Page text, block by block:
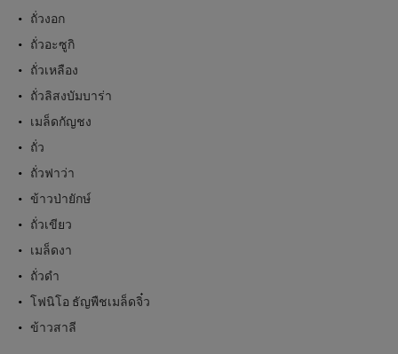
ถั่วงอก
ถั่วอะซูกิ
ถั่วเหลือง
ถั่วลิสงบัมบาร่า
เมล็ดกัญชง
ถั่ว
ถั่วฟาว่า
ข้าวป่ายักษ์
ถั่วเขียว
เมล็ดงา
ถั่วดำ
โฟนิโอ ธัญพืชเมล็ดจิ๋ว
ข้าวสาลี